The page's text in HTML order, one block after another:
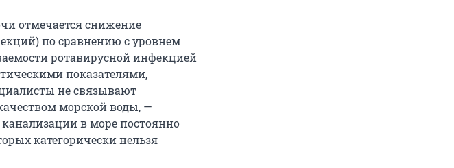
отмечается снижение
по сравнению с уровнем
ротавирусной инфекцией
показателями,
не связывают
морской воды, —
в море постоянно
категорически нельзя